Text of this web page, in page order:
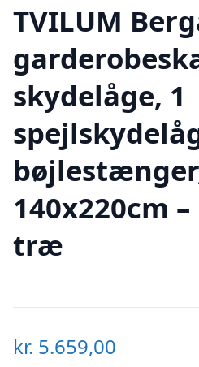
TVILUM
skydelåge, 1
140x220cm
træ
kr. 5.659,00